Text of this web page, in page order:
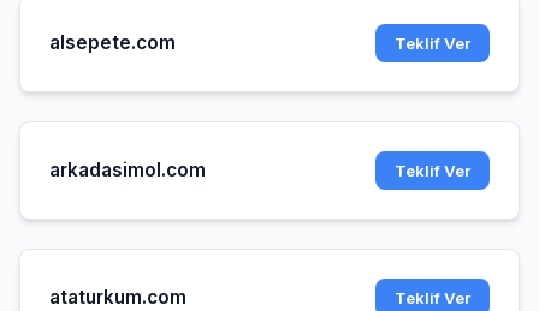
alsepete.com Teklif Ver
arkadasimol.com Teklif Ver
ataturkum.com Teklif Ver